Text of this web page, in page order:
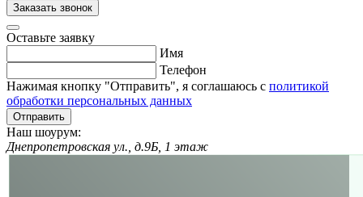
Заказать звонок
Оставьте заявку
Имя
Телефон
Нажимая кнопку "Отправить", я соглашаюсь с политикой
обработки персональных данных
Отправить
Наш шоурум:
Днепропетровская ул., д.9Б, 1 этаж